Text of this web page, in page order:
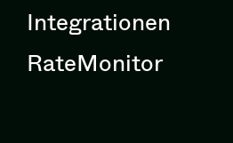
Integrationen
RateMonitor